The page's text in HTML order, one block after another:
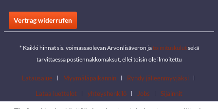
Vertrag widerrufen
* Kaikki hinnat sis. voimassaolevan Arvonlisäveron jatoimituskulutsekä
tarvittaessa postiennakkomaksut, ellei toisin ole ilmoitettu
Latausalue Myymäläpaikannin
Ryhdy jälleenmyyjäksi
Lataa luettelot
yhteyshenkilö Jobs Sijainnit